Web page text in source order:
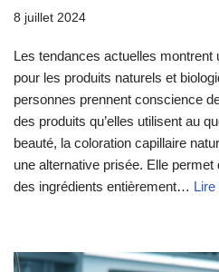
8 juillet 2024
Les tendances actuelles
pour les produits naturels et
personnes prennent conscience
des produits qu’elles utilisent au
beauté, la coloration capillaire
une alternative prisée. Elle
des ingrédients entièrement…